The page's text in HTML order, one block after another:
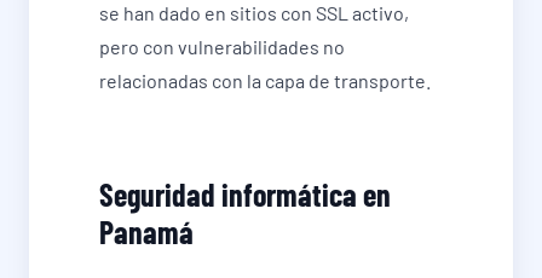
se han dado en sitios con SSL activo,
pero con vulnerabilidades no
relacionadas con la capa de transporte.
Seguridad informática en
Panamá